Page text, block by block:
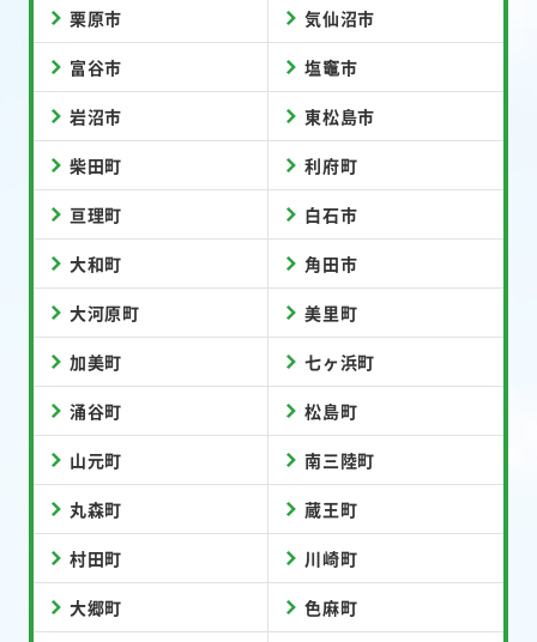
栗原市 気仙沼市
富谷市 塩竈市
岩沼市 東松島市
柴田町 利府町
亘理町 白石市
大和町 角田市
大河原町 美里町
加美町 七ヶ浜町
涌谷町 松島町
山元町 南三陸町
丸森町 蔵王町
村田町 川崎町
大郷町 色麻町